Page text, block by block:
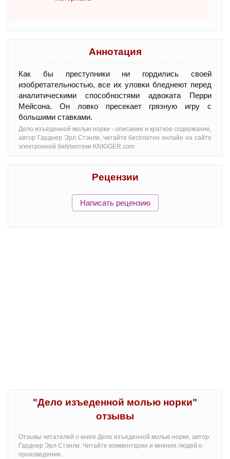
Аннотация
Как бы преступники ни гордились своей
изобретательностью, все их уловки бледнеют перед
аналитическими способностями адвоката Перри
Мейсона. Он ловко пресекает грязную игру с
большими ставками.
Дело изъеденной молью норки - oписание и краткое содержание,
автор Гарднер Эрл Стэнли, читайте бесплатно онлайн на сайте
электронной библиотеки KNIGGER.com
Рецензии
Написать рецензию
"Дело изъеденной молью норки"
отзывы
Отзывы читателей о книге Дело изъеденной молью норки, автор:
Гарднер Эрл Стэнли. Читайте комментарии и мнения людей о
произведении.